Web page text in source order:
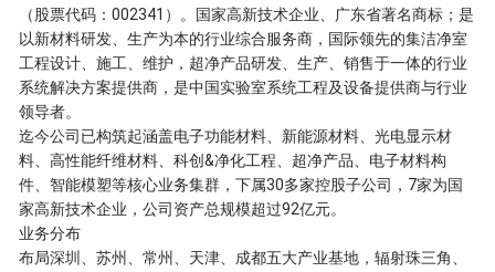
（股票代码：002341）。国家高新技术企业、广东省著名商标；是
以新材料研发、生产为本的行业综合服务商，国际领先的集洁净室
工程设计、施工、维护，超净产品研发、生产、销售于一体的行业
系统解决方案提供商，是中国实验室系统工程及设备提供商与行业
领导者。
迄今公司已构筑起涵盖电子功能材料、新能源材料、光电显示材
料、高性能纤维材料、科创&净化工程、超净产品、电子材料构
件、智能模塑等核心业务集群，下属30多家控股子公司，7家为国
家高新技术企业，公司资产总规模超过92亿元。
业务分布
布局深圳、苏州、常州、天津、成都五大产业基地，辐射珠三角、